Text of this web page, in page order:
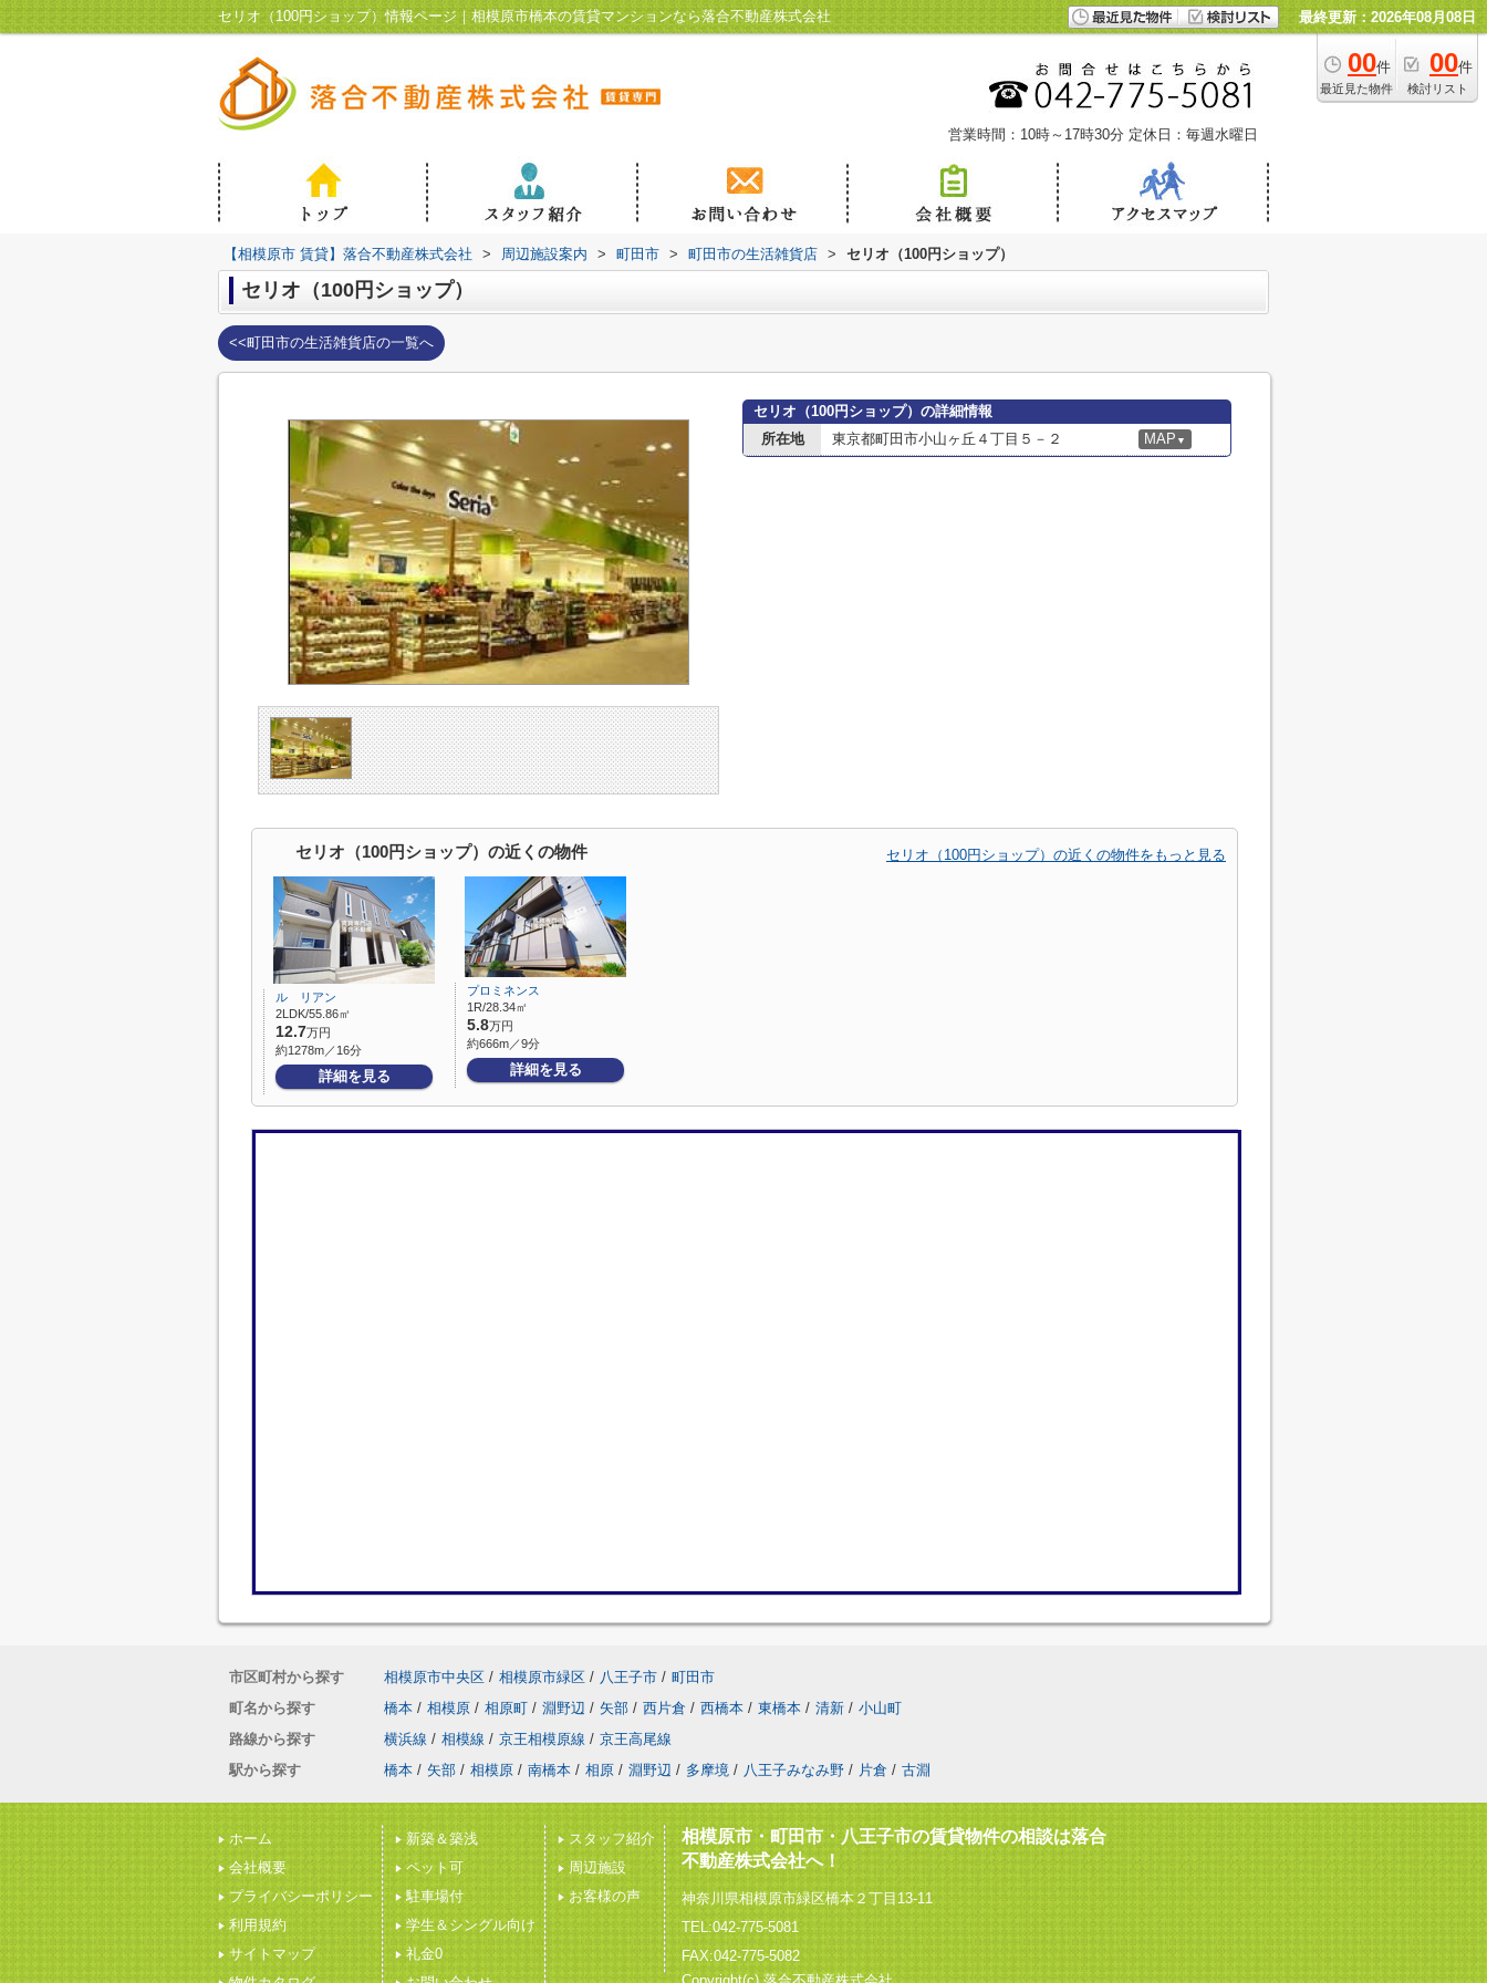
セリオ（100円ショップ）情報ページ｜相模原市橋本の賃貸マンションなら落合不動産株式会社 最終更新：2026年08月08日
00件
最近見た物件
00件
検討リスト
営業時間：10時～17時30分 定休日：毎週水曜日
【相模原市 賃貸】落合不動産株式会社 > 周辺施設案内 > 町田市 > 町田市の生活雑貨店 > セリオ（100円ショップ）
セリオ（100円ショップ）
<<町田市の生活雑貨店の一覧へ
セリオ（100円ショップ）の詳細情報
所在地
東京都町田市小山ヶ丘４丁目５－２ MAP ▼
セリオ（100円ショップ）の近くの物件 セリオ（100円ショップ）の近くの物件をもっと見る
ル リアン
2LDK/55.86㎡
12.7万円
約1278m／16分
詳細を見る
プロミネンス
1R/28.34㎡
5.8万円
約666m／9分
詳細を見る
市区町村から探す 相模原市中央区 / 相模原市緑区 / 八王子市 / 町田市
町名から探す
橋本 / 相模原 / 相原町 / 淵野辺 / 矢部 / 西片倉 / 西橋本 / 東橋本 / 清新 / 小山町
路線から探す
横浜線 / 相模線 / 京王相模原線 / 京王高尾線
駅から探す
橋本 / 矢部 / 相模原 / 南橋本 / 相原 / 淵野辺 / 多摩境 / 八王子みなみ野 / 片倉 / 古淵
ホーム
会社概要
プライバシーポリシー
利用規約
サイトマップ
新築＆築浅
ペット可
駐車場付
学生＆シングル向け
礼金0
スタッフ紹介
周辺施設
お客様の声
相模原市・町田市・八王子市の賃貸物件の相談は落合
不動産株式会社へ！
神奈川県相模原市緑区橋本２丁目13-11
TEL:042-775-5081
FAX:042-775-5082